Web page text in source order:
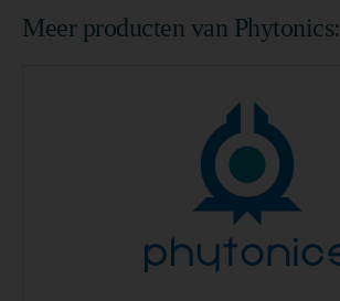
Meer producten van Phytonics: